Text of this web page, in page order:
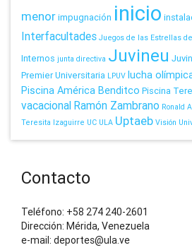
menorimpugnación inicio
Interfacultades Juegos de las Estrellas
Internos junta directiva Juvineu
Premier Universitaria LPUV lucha
Piscina América Benditco Piscina
vacacional Ramón Zambrano Ronald
Teresita Izaguirre UC ULA Uptaeb Visión
Contacto
Teléfono: +58 274 240-2601
Dirección: Mérida, Venezuela
e-mail: deportes@ula.ve